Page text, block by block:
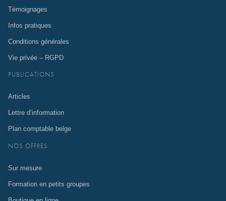
Témoignages
Infos pratiques
Conditions générales
Vie privée – RGPD
PUBLICATIONS
Articles
Lettre d’information
Plan comptable belge
NOS OFFRES
Sur mesure
Formation en petits groupes